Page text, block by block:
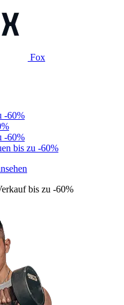
Fox
-60%
-60%
bis zu -60%
bis zu -60%